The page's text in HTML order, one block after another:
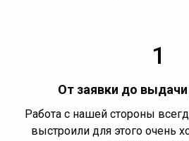
1
От заявки до
Работа с нашей стороны
выстроили для этого очень